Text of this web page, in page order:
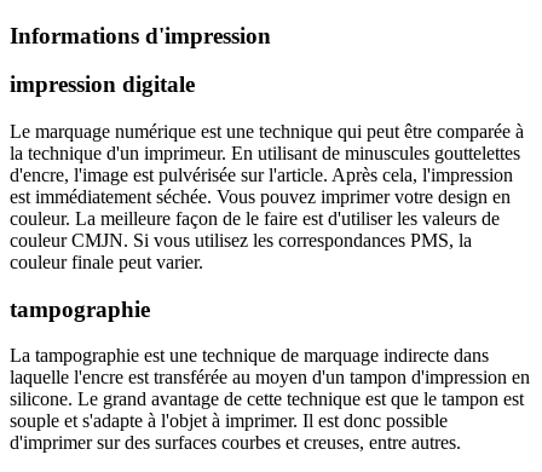
Informations d'impression
impression digitale
Le marquage numérique est une technique qui peut être comparée à
la technique d'un imprimeur. En utilisant de minuscules gouttelettes
d'encre, l'image est pulvérisée sur l'article. Après cela, l'impression
est immédiatement séchée. Vous pouvez imprimer votre design en
couleur. La meilleure façon de le faire est d'utiliser les valeurs de
couleur CMJN. Si vous utilisez les correspondances PMS, la
couleur finale peut varier.
tampographie
La tampographie est une technique de marquage indirecte dans
laquelle l'encre est transférée au moyen d'un tampon d'impression en
silicone. Le grand avantage de cette technique est que le tampon est
souple et s'adapte à l'objet à imprimer. Il est donc possible
d'imprimer sur des surfaces courbes et creuses, entre autres.